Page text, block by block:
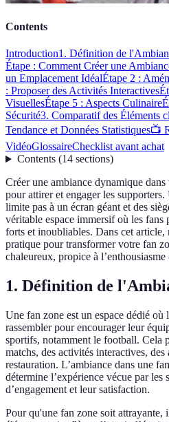
Contents
Introduction1. Définition de
Étape : Comment Créer une
un Emplacement IdéalÉtape 2 :
: Proposer des Activités Interactives
VisuellesÉtape 5 : Aspects Culinaire
Sécurité3. Comparatif des Éléments
Tendance et Données Statistiques📺
VidéoGlossaireChecklist avant achat
Contents(14 sections)
Créer une ambiance dynamique
pour attirer et engager les
limite pas à un écran géant et des
véritable espace immersif où les fans
forts et inoubliables. Dans cet
pratique pour transformer votre fan
chaleureux, propice à l’enthousiasme
1. Définition de
Une fan zone est un espace dédié où
rassembler pour encourager leur
sportifs, notamment le football. Cela
matchs, des activités interactives, des
restauration. L’ambiance dans une
détermine l’expérience vécue par les
d’engagement et leur satisfaction.
Pour qu'une fan zone soit attrayante,